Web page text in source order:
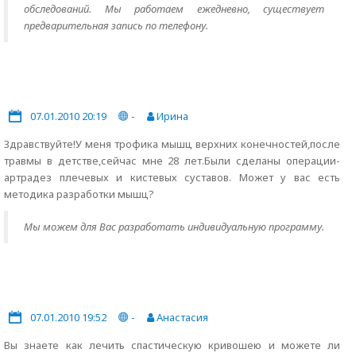
обследований. Мы работаем ежедневно, существует
предварительная запись по телефону.
07.01.2010 20:19 -
Ирина
Здравствуйте!У меня трофика мышц верхних конечностей,после
травмы в детстве,сейчас мне 28 лет.Были сделаны операции-
артрадез плечевых и кистевых суставов. Может у вас есть
методика разработки мышц?
Мы можем для Вас разработать индивидуальную программу.
07.01.2010 19:52 -
Анастасия
Вы знаете как лечить спастическую кривошею и можете ли